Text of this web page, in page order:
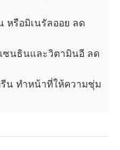
หรือมิเนรัลออย ลด
ซนธินและวิตามินอี ลด
น ทำหน้าที่ให้ความชุ่ม